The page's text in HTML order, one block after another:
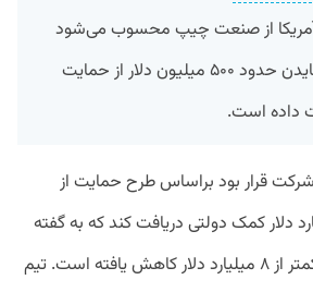
از صنعت چیپ محسوب می‌شود
طبق تصمیم دولت بایدن حدود ۵۰۰ میلیون دلار از حمایت
داده است.
قرار بود براساس طرح حمایت از
۸.۵ میلیارد دلار کمک دولتی دریافت کند که به گفته
افراد مطلع این رقم به کمتر از ۸ میلیارد دلار کاهش یافته است. تیم